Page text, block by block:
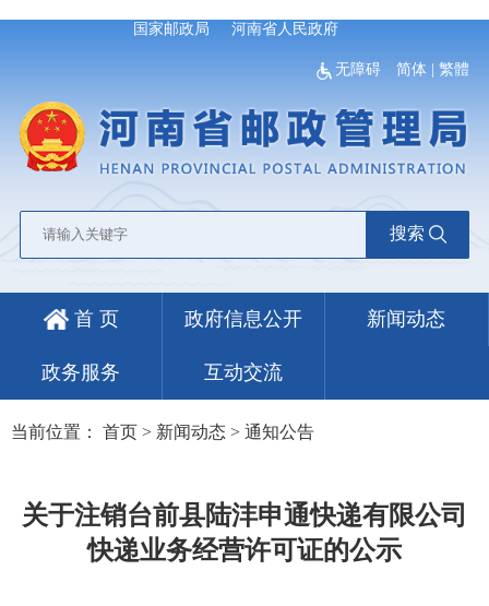
国家邮政局 河南省人民政府
无障碍 简体 |繁體
搜索
首 页 政府信息公开 新闻动态
政务服务 互动交流
当前位置： 首页 > 新闻动态 > 通知公告
关于注销台前县陆沣申通快递有限公司
快递业务经营许可证的公示